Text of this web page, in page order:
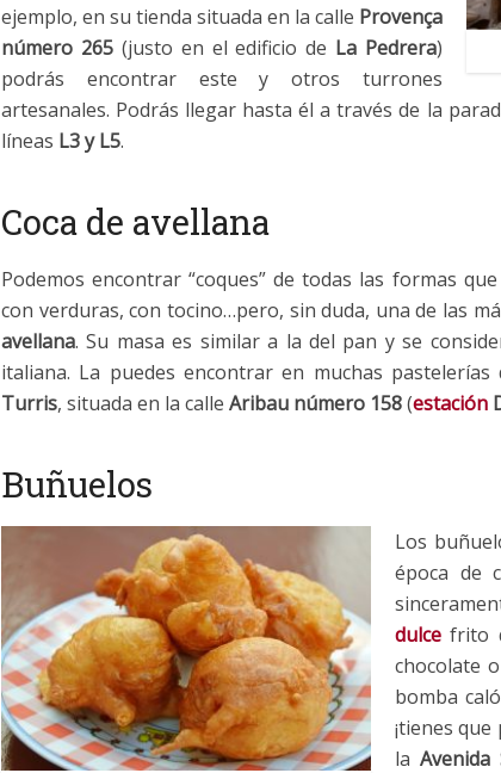
ejemplo, en su tienda situada en la calle Provença
número 265(justo en el edificio de La Pedrera)
podrás encontrar este y otros turrones
artesanales. Podrás llegar hasta él a través de la
líneas L3 y L5.
Coca de avellana
Podemos encontrar “coques” de todas las formas
con verduras, con tocino…pero, sin duda, una de las
avellana. Su masa es similar a la del pan y se
italiana. La puedes encontrar en muchas
Turris, situada en la calle Aribau número 158(estación
Buñuelos
Los
época de
dulce frito
chocolate
bomba
¡tienes
la